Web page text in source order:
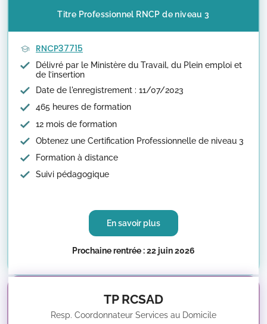
Titre Professionnel RNCP de niveau 3
RNCP37715
Délivré par le Ministère du Travail, du Plein emploi et
de l’insertion
Date de l'enregistrement : 11/07/2023
465 heures de formation
12 mois de formation
Obtenez une Certification Professionnelle de niveau 3
Formation à distance
Suivi pédagogique
En savoir plus
Prochaine rentrée : 22 juin 2026
TP RCSAD
Resp. Coordonnateur Services au Domicile